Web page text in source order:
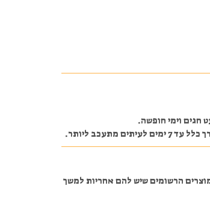
וימי חופשה.
ליותר.
הרשומים שיש להם אחריות למשך